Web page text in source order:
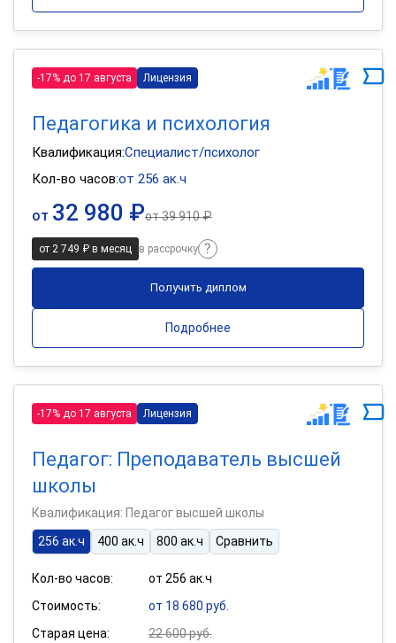
-17% до 17 августа Лицензия
Педагогика и психология
Квалификация:Специалист/психолог
Кол-во часов:от 256 ак.ч
от 32 980 ₽от39 910 ₽
от 2 749 ₽ в месяц в рассрочку
Получить диплом
Подробнее
-17% до 17 августа Лицензия
Педагог: Преподаватель высшей
школы
Квалификация: Педагог высшей школы
256 ак.ч
400 ак.ч 800 ак.ч Сравнить
Кол-во часов:
от 256 ак.ч
Стоимость:
от 18 680 руб.
Старая цена:
22 600 руб.